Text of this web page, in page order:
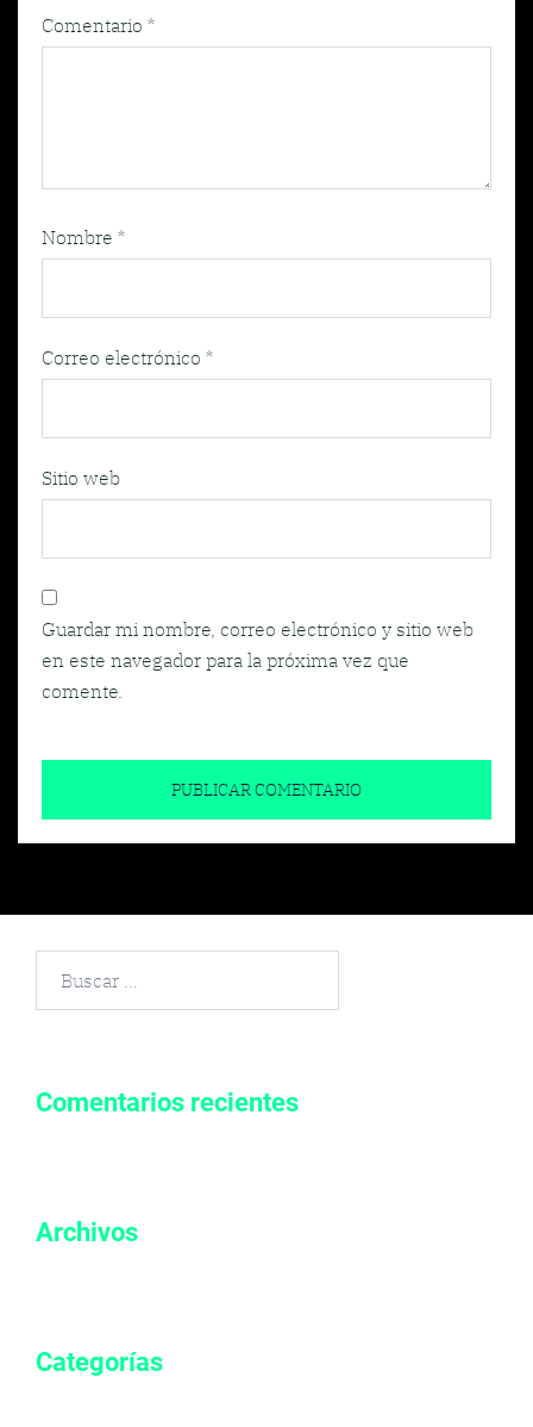
Comentario *
Nombre *
Correo electrónico *
Sitio web
Guardar mi nombre, correo electrónico y sitio web
en este navegador para la próxima vez que
comente.
Comentarios recientes
Archivos
Categorías